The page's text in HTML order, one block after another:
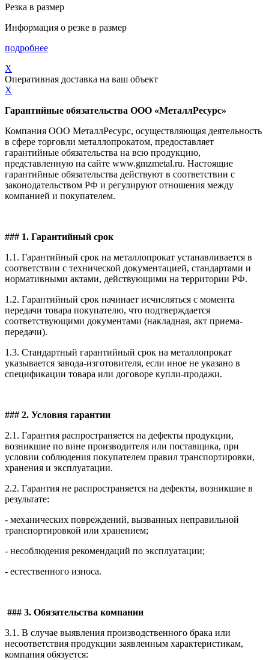
Резка в размер
Информация о резке в размер
подробнее
X
Оперативная доставка на ваш объект
X
Гарантийные обязательства ООО «МеталлРесурс»
Компания ООО МеталлРесурс, осуществляющая деятельность
в сфере торговли металлопрокатом, предоставляет
гарантийные обязательства на всю продукцию,
представленную на сайте www.gmzmetal.ru. Настоящие
гарантийные обязательства действуют в соответствии с
законодательством РФ и регулируют отношения между
компанией и покупателем.
### 1. Гарантийный срок
1.1. Гарантийный срок на металлопрокат устанавливается в
соответствии с технической документацией, стандартами и
нормативными актами, действующими на территории РФ.
1.2. Гарантийный срок начинает исчисляться с момента
передачи товара покупателю, что подтверждается
соответствующими документами (накладная, акт приема-
передачи).
1.3. Стандартный гарантийный срок на металлопрокат
указывается завода-изготовителя, если иное не указано в
спецификации товара или договоре купли-продажи.
### 2. Условия гарантии
2.1. Гарантия распространяется на дефекты продукции,
возникшие по вине производителя или поставщика, при
условии соблюдения покупателем правил транспортировки,
хранения и эксплуатации.
2.2. Гарантия не распространяется на дефекты, возникшие в
результате:
- механических повреждений, вызванных неправильной
транспортировкой или хранением;
- несоблюдения рекомендаций по эксплуатации;
- естественного износа.
### 3. Обязательства компании
3.1. В случае выявления производственного брака или
несоответствия продукции заявленным характеристикам,
компания обязуется: